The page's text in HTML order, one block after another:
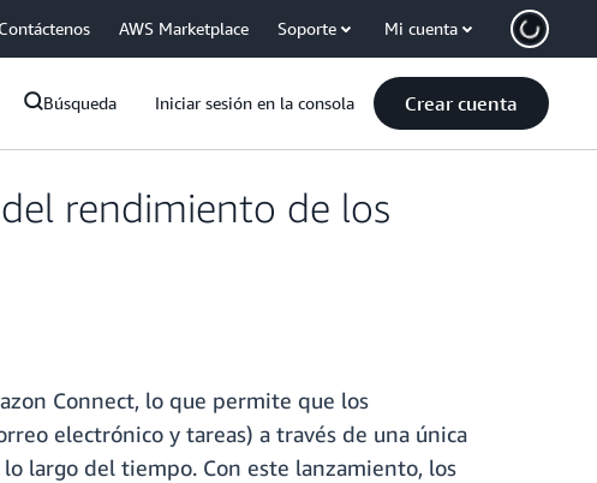
Contáctenos AWS Marketplace Soporte Mi cuenta
Búsqueda Iniciar sesión en la consola Crear cuenta
rendimiento de los
Connect, lo que permite que los
electrónico y tareas) a través de una única
largo del tiempo. Con este lanzamiento, los